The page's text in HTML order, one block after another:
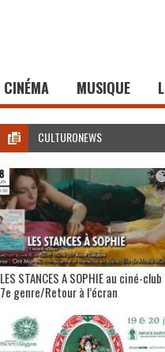
CINÉMA MUSIQUE
CULTURONEWS
LES STANCES A SOPHIE au ciné-club
7e genre/Retour à l’écran